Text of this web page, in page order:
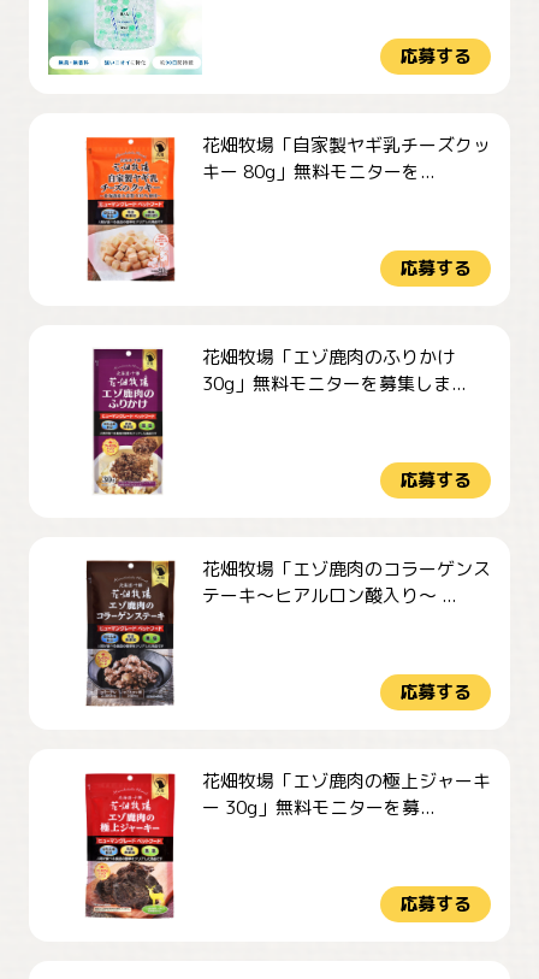
応募する
花畑牧場「自家製ヤギ乳チーズクッ
キー 80g」無料モニターを...
応募する
花畑牧場「エゾ鹿肉のふりかけ
30g」無料モニターを募集しま...
応募する
花畑牧場「エゾ鹿肉のコラーゲンス
テーキ～ヒアルロン酸入り～ ...
応募する
花畑牧場「エゾ鹿肉の極上ジャーキ
ー 30g」無料モニターを募...
応募する